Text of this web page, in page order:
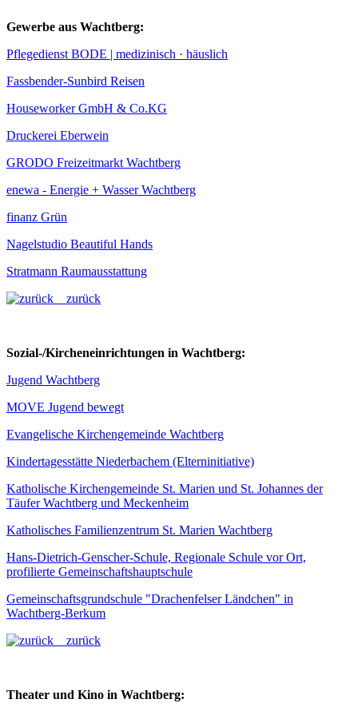
Gewerbe aus Wachtberg:
Pflegedienst BODE | medizinisch · häuslich
Fassbender-Sunbird Reisen
Houseworker GmbH & Co.KG
Druckerei Eberwein
GRODO Freizeitmarkt Wachtberg
enewa - Energie + Wasser Wachtberg
finanz Grün
Nagelstudio Beautiful Hands
Stratmann Raumausstattung
zurück
Sozial-/Kircheneinrichtungen in Wachtberg:
Jugend Wachtberg
MOVE Jugend bewegt
Evangelische Kirchengemeinde Wachtberg
Kindertagesstätte Niederbachem (Elterninitiative)
Katholische Kirchengemeinde St. Marien und St. Johannes der
Täufer Wachtberg und Meckenheim
Katholisches Familienzentrum St. Marien Wachtberg
Hans-Dietrich-Genscher-Schule, Regionale Schule vor Ort,
profilierte Gemeinschaftshauptschule
Gemeinschaftsgrundschule "Drachenfelser Ländchen" in
Wachtberg-Berkum
zurück
Theater und Kino in Wachtberg: